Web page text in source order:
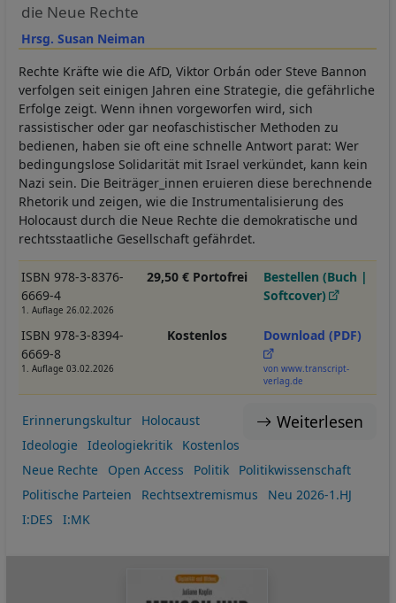
Hrsg. Susan Neiman
die Neue Rechte
Rechte Kräfte wie die AfD, Viktor Orbán oder Steve Bannon
verfolgen seit einigen Jahren eine Strategie, die gefährliche
Erfolge zeigt. Wenn ihnen vorgeworfen wird, sich
rassistischer oder gar neofaschistischer Methoden zu
bedienen, haben sie oft eine schnelle Antwort parat: Wer
bedingungslose Solidarität mit Israel verkündet, kann kein
Nazi sein. Die Beiträger_innen eruieren diese berechnende
Rhetorik und zeigen, wie die Instrumentalisierung des
Holocaust durch die Neue Rechte die demokratische und
rechtsstaatliche Gesellschaft gefährdet.
ISBN 978-3-8376-
6669-4
1. Auflage 26.02.2026
29,50 € Portofrei
Bestellen (Buch |
Softcover)
ISBN 978-3-8394-
6669-8
1. Auflage 03.02.2026
Kostenlos Download (PDF)
von www.transcript-
verlag.de
Weiterlesen
Erinnerungskultur
Holocaust
Ideologie
Ideologiekritik
Kostenlos
Neue Rechte
Open Access Politik
Politikwissenschaft
Politische Parteien
Rechtsextremismus
Neu 2026-1.HJ
I:DES
I:MK